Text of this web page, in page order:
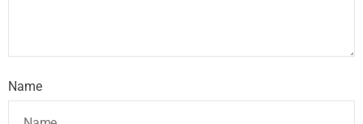
Name